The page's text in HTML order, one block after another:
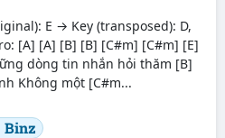
E → Key (transposed): D,
[A] [A] [B] [B] [C#m] [C#m] [E]
dòng tin nhắn hỏi thăm [B]
Không một [C#m...
Binz